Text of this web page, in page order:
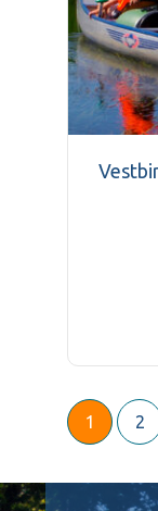
1 2